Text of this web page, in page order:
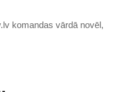
komandas vārdā novēl,